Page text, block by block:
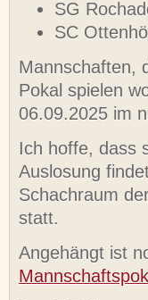
SG
SC
Mannschaften,
Pokal spielen
06.09.2025 im
Ich hoffe, dass
Auslosung
Schachraum
statt.
Angehängt ist